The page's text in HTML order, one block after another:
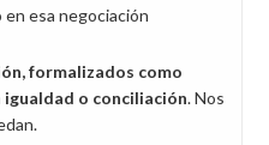
esa negociación
formalizados como
o conciliación. Nos